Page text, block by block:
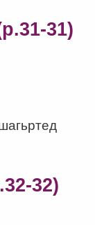
31)
32)